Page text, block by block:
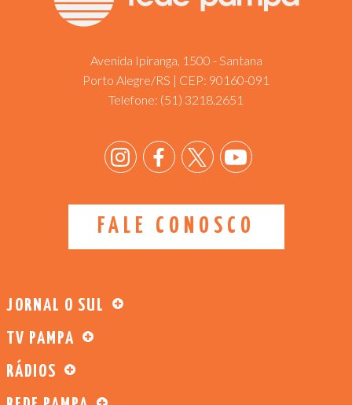
Avenida Ipiranga, 1500 - Santana
Porto Alegre/RS | CEP: 90160-091
Telefone: (51) 3218.2651
FALE CONOSCO
JORNAL O SUL
TV PAMPA
RÁDIOS